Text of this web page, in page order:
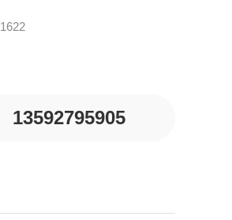
1622
13592795905